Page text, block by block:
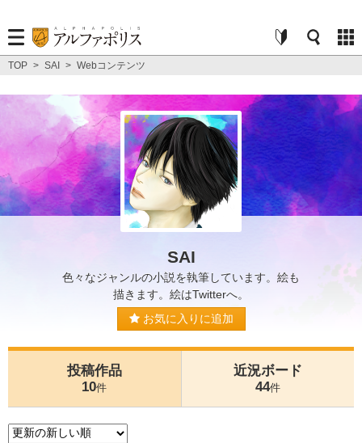
TOP > SAI > Webコンテンツ
SAI
色々なジャンルの小説を執筆しています。絵も
描きます。絵はTwitterへ。
お気に入りに追加
投稿作品
10件
近況ボード
44件